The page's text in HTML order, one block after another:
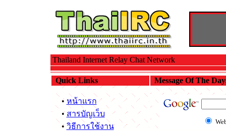
Thailand Internet Relay Chat Network
Quick Links
• หน้าแรก
• สารบัญเว็บ
• วิธีการใช้งาน
Message Of The